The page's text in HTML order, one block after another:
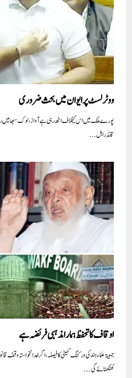
ووٹر لسٹ پر ایوان میں بحث ضروری
پورے ملک میں اس کیخلاف اٹھ رہی ہے آواز،لوک سبھا میں
قائد راہل...
اوقاف کا تحفظ ہمارا مذہبی فریضہ ہے
جمعیۃ علماء ہند کی ورکنگ کمیٹی کا فیصلہ،اگر خدانخواستہ وقف
کھٹکھٹائے گی...